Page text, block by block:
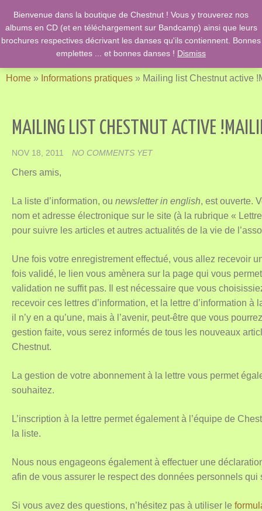
English Country Dancing & Danses anciennes de l'époque des
Stuarts …. et des romans de Jane Austen !
Home » Informations pratiques » Mailing list Chestnut active !
MAILING LIST CHESTNUT ACTIVE !
NOV 18, 2011 NO COMMENTS YET
Chers amis,
La liste d’information, ou newsletter in english, est ouverte.
nom et adresse électronique sur le site (à la rubrique «
pour suivre les articles et autres actualités de la vie de
Une fois votre enregistrement effectué, vous allez recevoir
fois validé, le lien vous amènera sur la page qui vous
validation ne suffit pas. Il est nécessaire que vous
recevoir ces lettres d’information, et la lettre d’information
il n’y en a qu’une, mais à l’avenir, peut-être que vous
gestion faite, vous serez informés de tous les nouveaux
Chestnut.
La gestion de votre abonnement à la lettre vous permet
souhaitez.
L’inscription à la lettre permet également à l’équipe de
la liste.
Nous nous engageons également à effectuer une
afin de vous assurer le respect des données personnels
Si vous avez des questions, n’hésitez pas à utiliser le
Bienvenue dans la boutique de Chestnut ! Vous y trouverez nos
albums en CD (et en téléchargement sur Bandcamp) ainsi que leurs
brochures respectives décrivant les danses qu'ils contiennent. Bonnes
emplettes ... et bonnes danses ! Dismiss